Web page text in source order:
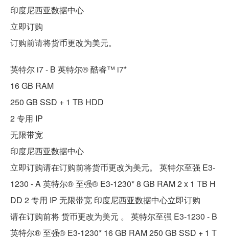
印度尼西亚数据中心
立即订购
订购前请将货币更改为美元。
英特尔 i7 - B 英特尔® 酷睿™ i7*
16 GB RAM
250 GB SSD + 1 TB HDD
2 专用 IP
无限带宽
印度尼西亚数据中心
立即订购请在订购前将货币更改为美元。 英特尔至强 E3-
1230 - A 英特尔® 至强® E3-1230* 8 GB RAM 2 x 1 TB H
DD 2 专用 IP 无限带宽 印度尼西亚数据中心立即订购
请在订购前将 货币更改为美元 。 英特尔至强 E3-1230 - B
英特尔® 至强® E3-1230* 16 GB RAM 250 GB SSD + 1 T